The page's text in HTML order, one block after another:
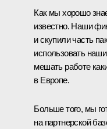
Как мы хорошо
известно. Наши
и скупили часть
использовать
мешать работе
в Европе.
Больше того, мы
на партнерской